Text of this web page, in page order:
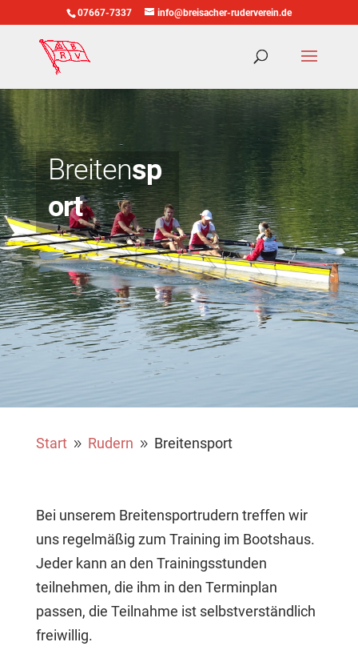
07667-7337 info@breisacher-ruderverein.de
Breitensp
ort
Start 9 Rudern 9 Breitensport
Bei unserem Breitensportrudern treffen wir
uns regelmäßig zum Training im Bootshaus.
Jeder kann an den Trainingsstunden
teilnehmen, die ihm in den Terminplan
passen, die Teilnahme ist selbstverständlich
freiwillig.